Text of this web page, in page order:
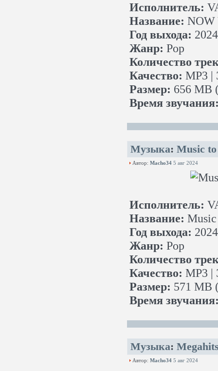
Исполнитель:
Название: NOW
Год выхода: 2024
Жанр: Pop
Количество
Качество: MP3 |
Размер: 656 MB
Время
Музыка: Music
Автор: Macho34 5 авг 2024
Исполнитель:
Название:
Год выхода: 2024
Жанр: Pop
Количество
Качество: MP3 |
Размер: 571 MB
Время
Музыка:
Автор: Macho34 5 авг 2024